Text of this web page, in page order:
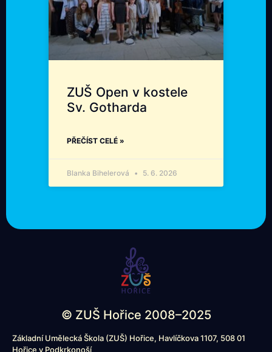
ZUŠ Open v kostele
Sv. Gotharda
PŘEČÍST CELÉ »
Blanka Bihelerová 5. 6. 2026
© ZUŠ Hořice 2008–2025
Základní Umělecká Škola (ZUŠ) Hořice, Havlíčkova 1107, 508 01
Hořice v Podkrkonoší